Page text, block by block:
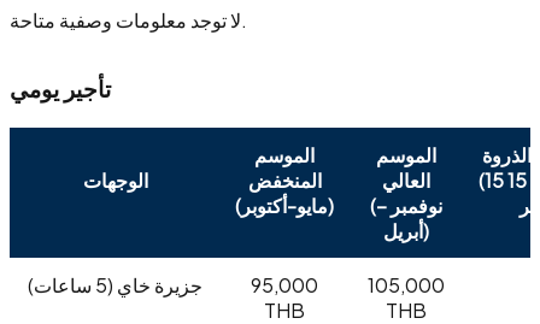
لا توجد معلومات وصفية متاحة.
تأجير يومي
الوجهات
الموسم
المنخفض
(مايو-أكتوبر)
الموسم
العالي
(نوفمبر –
أبريل)
(15 ديسمبر- 15
جزيرة خاي (5 ساعات)
95,000
THB
105,000
THB